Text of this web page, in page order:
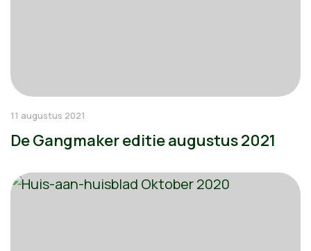
11 augustus 2021
De Gangmaker editie augustus 2021